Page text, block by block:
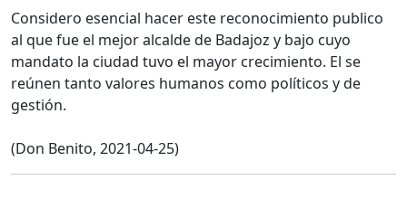
Considero esencial hacer este reconocimiento publico
al que fue el mejor alcalde de Badajoz y bajo cuyo
mandato la ciudad tuvo el mayor crecimiento. El se
reúnen tanto valores humanos como políticos y de
gestión.
(Don Benito, 2021-04-25)